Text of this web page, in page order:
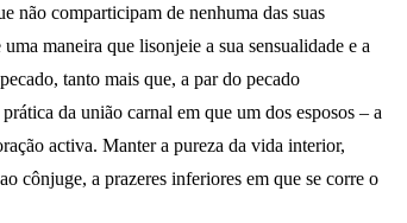
não comparticipam de nenhuma das suas
maneira que lisonjeie a sua sensualidade e a
tanto mais que, a par do pecado
da união carnal em que um dos esposos – a
activa. Manter a pureza da vida interior,
cônjuge, a prazeres inferiores em que se corre o